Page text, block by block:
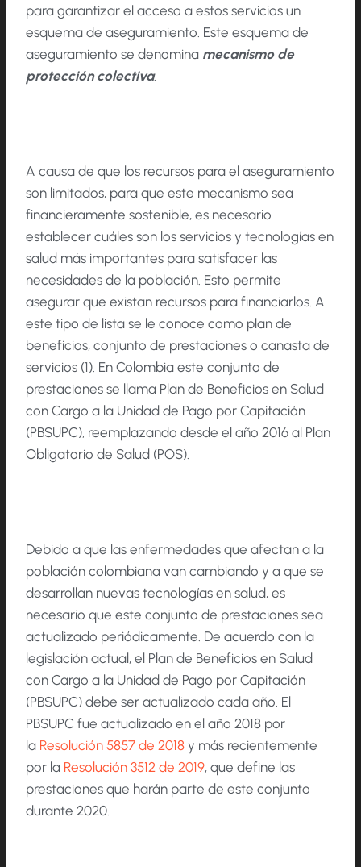
para garantizar el acceso a estos servicios un
esquema de aseguramiento. Este esquema de
aseguramiento se denomina mecanismo de
protección colectiva.
A causa de que los recursos para el aseguramiento
son limitados, para que este mecanismo sea
financieramente sostenible, es necesario
establecer cuáles son los servicios y tecnologías en
salud más importantes para satisfacer las
necesidades de la población. Esto permite
asegurar que existan recursos para financiarlos. A
este tipo de lista se le conoce como plan de
beneficios, conjunto de prestaciones o canasta de
servicios (1). En Colombia este conjunto de
prestaciones se llama Plan de Beneficios en Salud
con Cargo a la Unidad de Pago por Capitación
(PBSUPC), reemplazando desde el año 2016 al Plan
Obligatorio de Salud (POS).
Debido a que las enfermedades que afectan a la
población colombiana van cambiando y a que se
desarrollan nuevas tecnologías en salud, es
necesario que este conjunto de prestaciones sea
actualizado periódicamente. De acuerdo con la
legislación actual, el Plan de Beneficios en Salud
con Cargo a la Unidad de Pago por Capitación
(PBSUPC) debe ser actualizado cada año. El
PBSUPC fue actualizado en el año 2018 por
la Resolución 5857 de 2018 y más recientemente
por la Resolución 3512 de 2019, que define las
prestaciones que harán parte de este conjunto
durante 2020.